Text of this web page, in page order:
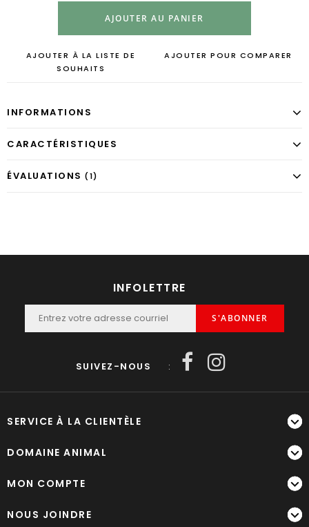
AJOUTER AU PANIER
AJOUTER À LA LISTE DE
SOUHAITS
AJOUTER POUR COMPARER
INFORMATIONS
CARACTÉRISTIQUES
ÉVALUATIONS (1)
INFOLETTRE
S'ABONNER
SUIVEZ-NOUS :
SERVICE À LA CLIENTÈLE
DOMAINE ANIMAL
MON COMPTE
NOUS JOINDRE